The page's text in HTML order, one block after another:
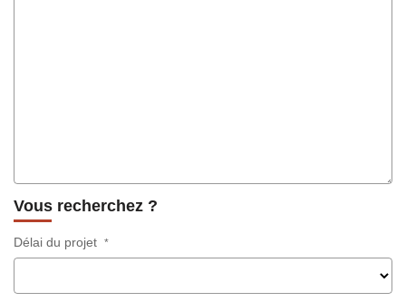
Vous recherchez ?
Délai du projet *